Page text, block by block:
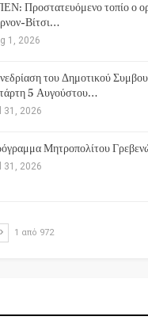
Προστατευόμενο τοπίο ο
Βίτσι…
1, 2026
του Δημοτικού
5 Αυγούστου…
31, 2026
Μητροπολίτου
31, 2026
1 από 972